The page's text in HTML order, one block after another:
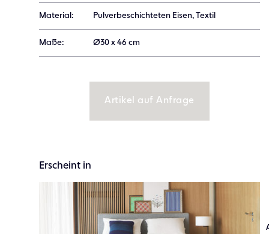
Material: Pulverbeschichteten Eisen, Textil
Maße: Ø30 x 46 cm
Artikel auf Anfrage
Erscheint in